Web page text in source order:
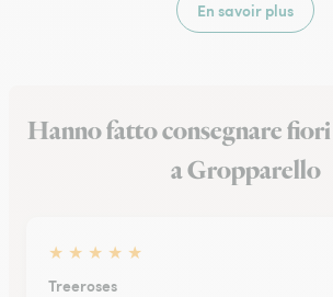
En savoir plus
Hanno fatto consegnare
a Gropparello
★ ★ ★ ★ ★
Treeroses